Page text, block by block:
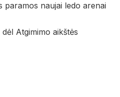
paramos naujai ledo arenai
Atgimimo aikštės